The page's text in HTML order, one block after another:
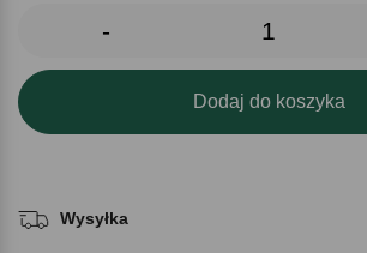
-
Dodaj do koszyka
Wysyłka